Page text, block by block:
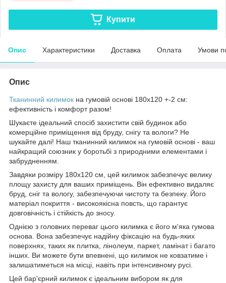
Купити
Опис Характеристики Доставка Оплата Умови
Опис
Тканинний килимок на гумовій основі 180х120 +-2 см:
ефективність і комфорт разом!
Шукаєте ідеальний спосіб захистити свій будинок або
комерційне приміщення від бруду, снігу та вологи? Не
шукайте далі! Наш тканинний килимок на гумовій основі - ваш
найкращий союзник у боротьбі з природними елементами і
забрудненням.
Завдяки розміру 180х120 см, цей килимок забезпечує велику
площу захисту для ваших приміщень. Він ефективно видаляє
бруд, сніг та вологу, забезпечуючи чистоту та безпеку. Його
матеріал покриття - високоякісна повсть, що гарантує
довговічність і стійкість до зносу.
Однією з головних переваг цього килимка є його м'яка гумова
основа. Вона забезпечує надійну фіксацію на будь-яких
поверхнях, таких як плитка, лінолеум, паркет, ламінат і багато
інших. Ви можете бути впевнені, що килимок не ковзатиме і
залишатиметься на місці, навіть при інтенсивному русі.
Цей бар'єрний килимок є ідеальним вибором як для